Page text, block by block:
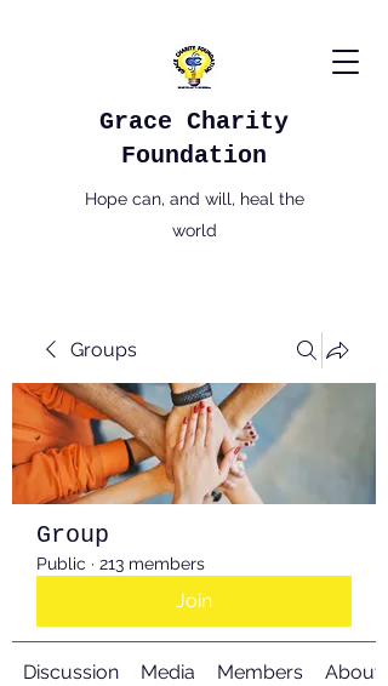
Grace Charity
Foundation
Hope can, and will, heal the
world
Groups
Group
Public · 213 members
Join
Discussion Media Members About